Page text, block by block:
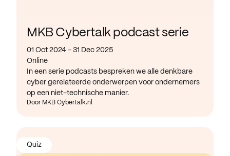
MKB Cybertalk podcast serie
01 Oct 2024 - 31 Dec 2025
Online
In een serie podcasts bespreken we alle denkbare
cyber gerelateerde onderwerpen voor ondernemers
op een niet-technische manier.
Door MKB Cybertalk.nl
Quiz